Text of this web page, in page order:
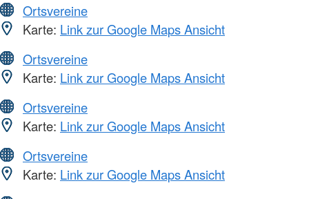
Ortsvereine
Karte: Link zur Google Maps Ansicht
Ortsvereine
Karte: Link zur Google Maps Ansicht
Ortsvereine
Karte: Link zur Google Maps Ansicht
Ortsvereine
Karte: Link zur Google Maps Ansicht